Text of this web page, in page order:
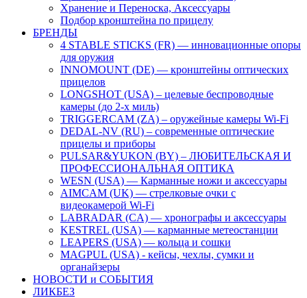
Хранение и Переноска, Аксессуары
Подбор кронштейна по прицелу
БРЕНДЫ
4 STABLE STICKS (FR) — инновационные опоры
для оружия
INNOMOUNT (DE) — кронштейны оптических
прицелов
LONGSHOT (USA) – целевые беспроводные
камеры (до 2-х миль)
TRIGGERCAM (ZA) – оружейные камеры Wi-Fi
DEDAL-NV (RU) – современные оптические
прицелы и приборы
PULSAR&YUKON (BY) – ЛЮБИТЕЛЬСКАЯ И
ПРОФЕССИОНАЛЬНАЯ ОПТИКА
WESN (USA) — Карманные ножи и аксессуары
AIMCAM (UK) — стрелковые очки с
видеокамерой Wi-Fi
LABRADAR (CA) — хронографы и аксессуары
KESTREL (USA) — карманные метеостанции
LEAPERS (USA) — кольца и сошки
MAGPUL (USA) - кейсы, чехлы, сумки и
органайзеры
НОВОСТИ и СОБЫТИЯ
ЛИКБЕЗ